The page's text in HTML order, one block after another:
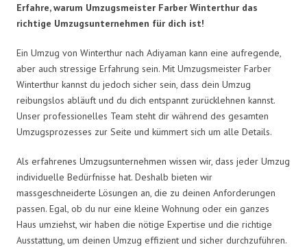
Erfahre, warum Umzugsmeister Farber Winterthur das
richtige Umzugsunternehmen für dich ist!
Ein Umzug von Winterthur nach Adiyaman kann eine aufregende,
aber auch stressige Erfahrung sein. Mit Umzugsmeister Farber
Winterthur kannst du jedoch sicher sein, dass dein Umzug
reibungslos abläuft und du dich entspannt zurücklehnen kannst.
Unser professionelles Team steht dir während des gesamten
Umzugsprozesses zur Seite und kümmert sich um alle Details.
Als erfahrenes Umzugsunternehmen wissen wir, dass jeder Umzug
individuelle Bedürfnisse hat. Deshalb bieten wir
massgeschneiderte Lösungen an, die zu deinen Anforderungen
passen. Egal, ob du nur eine kleine Wohnung oder ein ganzes
Haus umziehst, wir haben die nötige Expertise und die richtige
Ausstattung, um deinen Umzug effizient und sicher durchzuführen.